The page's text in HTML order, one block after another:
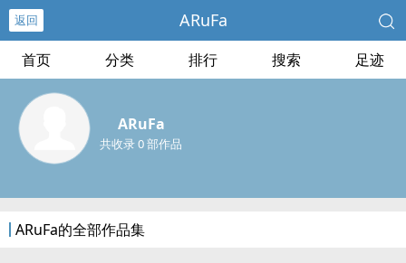
返回 ARuFa
首页 分类 排行 搜索 足迹
ARuFa
共收录 0 部作品
ARuFa的全部作品集